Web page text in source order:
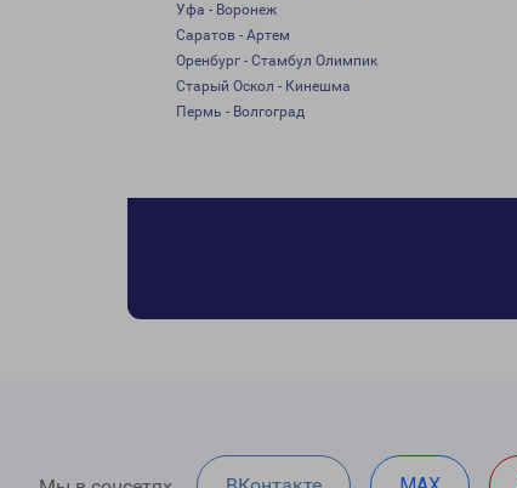
Уфа - Воронеж
Саратов - Артем
Оренбург - Стамбул Олимпик
Старый Оскол - Кинешма
Пермь - Волгоград